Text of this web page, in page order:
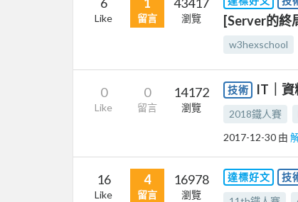
Like 留言 瀏覽
[Server的終
w3hexschool
0
Like
0
留言
14172
瀏覽
技術 IT｜資
2018鐵人賽
2017-12-30 由
16
Like
4
留言
16978
瀏覽
達標好文 技